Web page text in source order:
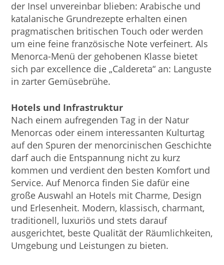
der Insel unvereinbar blieben: Arabische und
katalanische Grundrezepte erhalten einen
pragmatischen britischen Touch oder werden
um eine feine französische Note verfeinert. Als
Menorca-Menü der gehobenen Klasse bietet
sich par excellence die „Caldereta“ an: Languste
in zarter Gemüsebrühe.
Hotels und Infrastruktur
Nach einem aufregenden Tag in der Natur
Menorcas oder einem interessanten Kulturtag
auf den Spuren der menorcinischen Geschichte
darf auch die Entspannung nicht zu kurz
kommen und verdient den besten Komfort und
Service. Auf Menorca finden Sie dafür eine
große Auswahl an Hotels mit Charme, Design
und Erlesenheit. Modern, klassisch, charmant,
traditionell, luxuriös und stets darauf
ausgerichtet, beste Qualität der Räumlichkeiten,
Umgebung und Leistungen zu bieten.